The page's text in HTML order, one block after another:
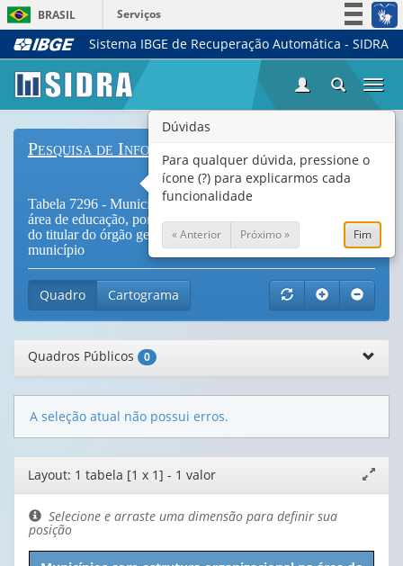
BRASIL
Serviços
Simplifique!
Acesso à informação
Canais
Sistema IBGE de Recuperação Automática - SIDRA
Pesquisa de Informações Básicas Municipais
Tabela 7296 - Municípios com estrutura organizacional na
área de educação, por nível de instrução e área de formação
do titular do órgão gestor, segundo classe de tamanho do
município
Quadro Cartograma
Quadros Públicos 0
A seleção atual não possui erros.
Editor
de
layout
janela
Layout: 1 tabela [1 x 1] - 1 valor
Selecione e arraste uma dimensão para definir sua
posição
Dúvidas
Para qualquer dúvida, pressione o
ícone (?) para explicarmos cada
funcionalidade
« Anterior Próximo » Fim